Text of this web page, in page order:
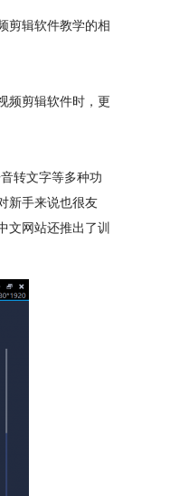
剪辑软件教学的相
频剪辑软件时，更
转文字等多种功
新手来说也很友
文网站还推出了训